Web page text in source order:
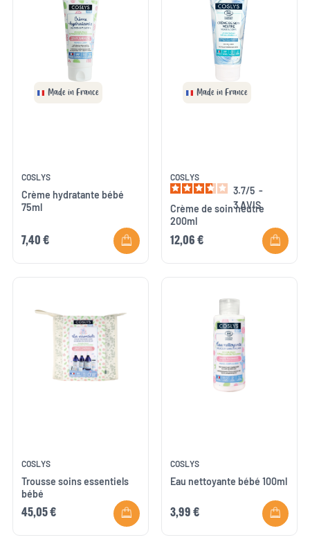
Made in France
COSLYS
Crème hydratante bébé
75ml
7,40 €
Made in France
COSLYS
3.7/5 -
3AVIS
Crème de soin neutre
200ml
12,06 €
COSLYS
Trousse soins essentiels
bébé
45,05 €
COSLYS
Eau nettoyante bébé 100ml
3,99 €